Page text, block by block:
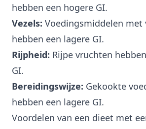
hebben een hogere GI.
Vezels: Voedingsmiddelen met
hebben een lagere GI.
Rijpheid: Rijpe vruchten
GI.
Bereidingswijze: Gekookte
hebben een lagere GI.
Voordelen van een dieet met